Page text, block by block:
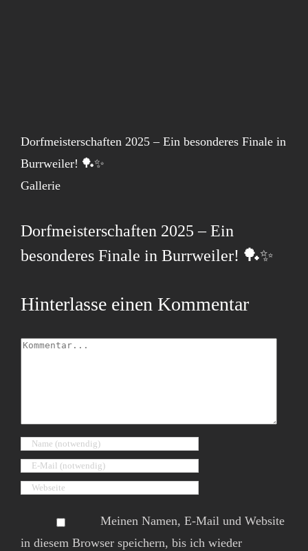
Dorfmeisterschaften 2025 – Ein besonderes Finale in
Burrweiler! 🏓✨
Gallerie
Dorfmeisterschaften 2025 – Ein
besonderes Finale in Burrweiler! 🏓✨
Hinterlasse einen Kommentar
Kommentar
Meinen Namen, E-Mail und Website
in diesem Browser speichern, bis ich wieder